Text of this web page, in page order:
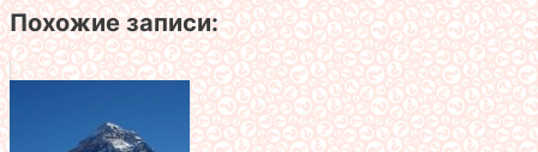
Похожие записи: